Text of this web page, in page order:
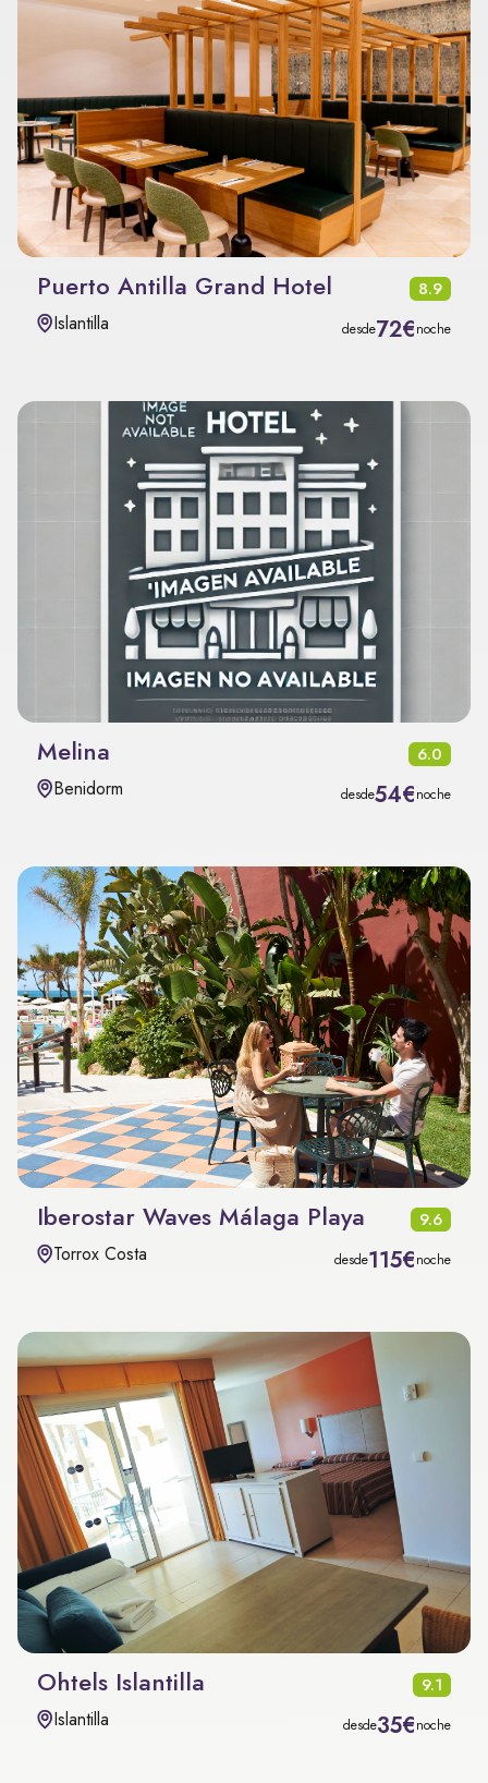
Puerto Antilla Grand Hotel 8.9
Islantilla desde72€noche
Melina 6.0
Benidorm desde54€noche
Iberostar Waves Málaga Playa 9.6
Torrox Costa desde115€noche
Ohtels Islantilla 9.1
Islantilla desde35€noche